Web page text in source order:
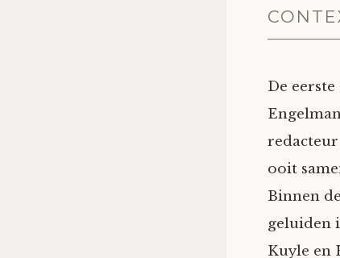
De
ooit
Binnen
geluiden
Kuyle en